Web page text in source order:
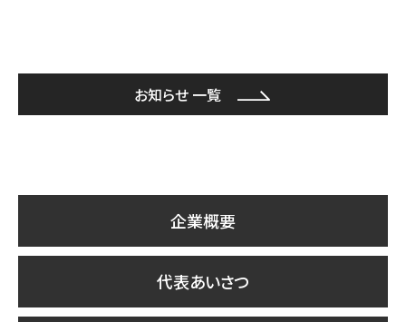
お知らせ 一覧
企業概要
代表あいさつ